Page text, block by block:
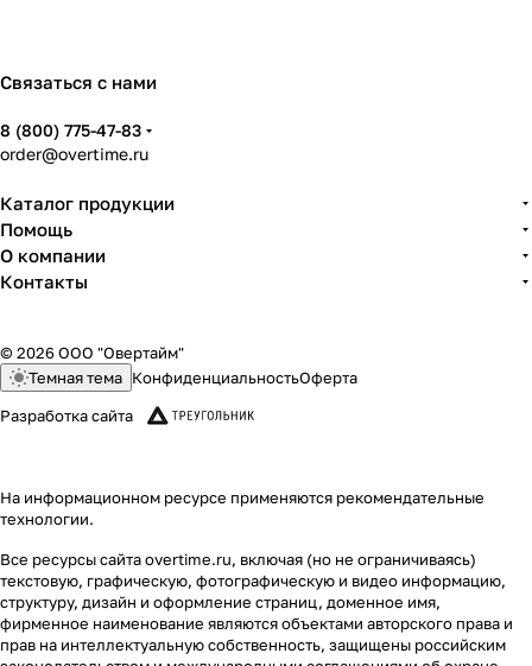
Связаться с нами
8 (800) 775-47-83
order@overtime.ru
Каталог продукции
Помощь
О компании
Контакты
© 2026 ООО "Овертайм"
Темная тема КонфиденциальностьОферта
Разработка сайта
На информационном ресурсе применяются рекомендательные
технологии.
Все ресурсы сайта overtime.ru, включая (но не ограничиваясь)
текстовую, графическую, фотографическую и видео информацию,
структуру, дизайн и оформление страниц, доменное имя,
фирменное наименование являются объектами авторского права и
прав на интеллектуальную собственность, защищены российским